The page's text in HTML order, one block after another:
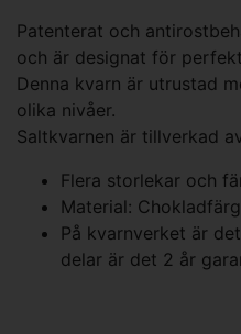
Patenterat och
och är designat för
Denna kvarn är utrustad
olika nivåer.
Saltkvarnen är tillverkad
Flera storlekar och
Material:
På kvarnverket är
delar är det 2 år